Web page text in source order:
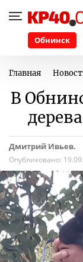
Обнинск
Главная
В
Дмитрий Ивьев.
Опубликовано: